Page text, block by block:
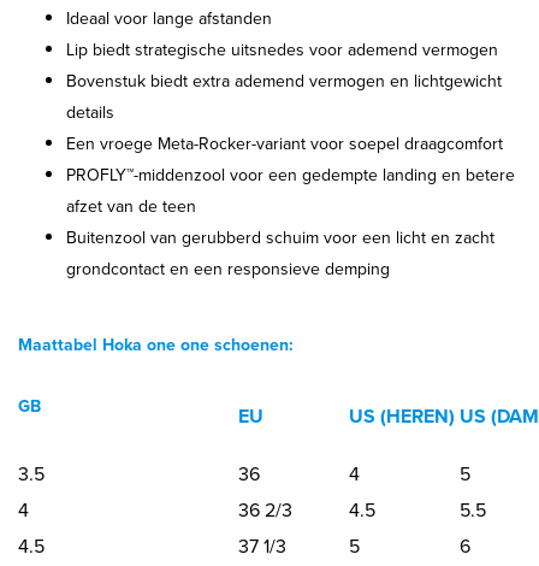
Ideaal voor lange afstanden
Lip biedt strategische uitsnedes voor ademend vermogen
Bovenstuk biedt extra ademend vermogen en lichtgewicht
details
Een vroege Meta-Rocker-variant voor soepel draagcomfort
PROFLY™-middenzool voor een gedempte landing en betere
afzet van de teen
Buitenzool van gerubberd schuim voor een licht en zacht
grondcontact en een responsieve demping
Maattabel Hoka one one schoenen:
GB EU US (HEREN) US
3.5 36 4
5
4
36 2/3 4.5
5.5
4.5
37 1/3 5
6